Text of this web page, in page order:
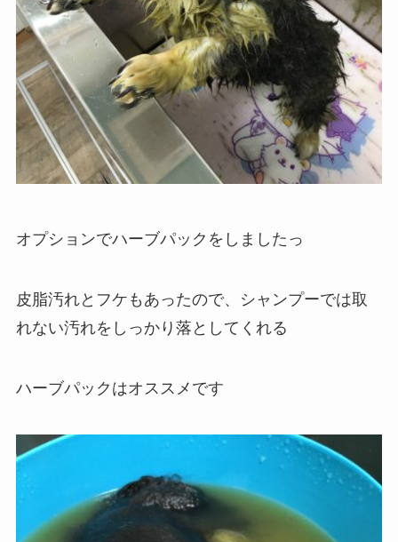
オプションでハーブパックをしましたっ
皮脂汚れとフケもあったので、シャンプーでは取
れない汚れをしっかり落としてくれる
ハーブパックはオススメです